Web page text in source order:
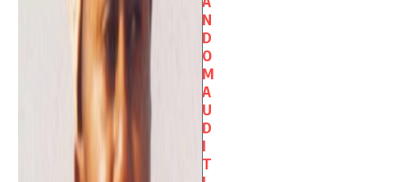
N
D
O
M
A
U
D
I
T